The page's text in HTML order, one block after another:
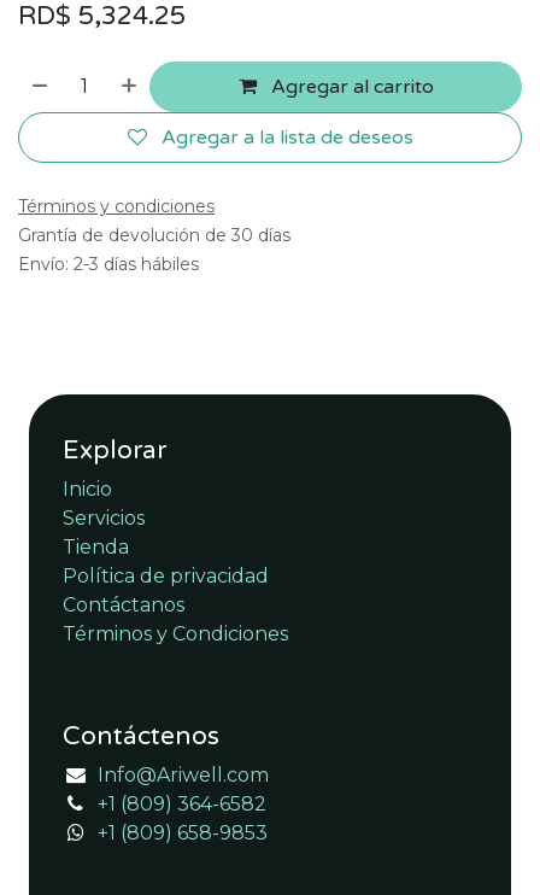
RD$ 5,324.25
Agregar al carrito
Agregar a la lista de deseos
Términos y condiciones
Grantía de devolución de 30 días
Envío: 2-3 días hábiles
Explorar
Inicio
Servicios
Tienda
Política de privacidad
Contáctanos
Términos y Condiciones
Contáctenos
Info@Ariwell.com
+1 (809) 364-6582
+1 (809) 658-9853